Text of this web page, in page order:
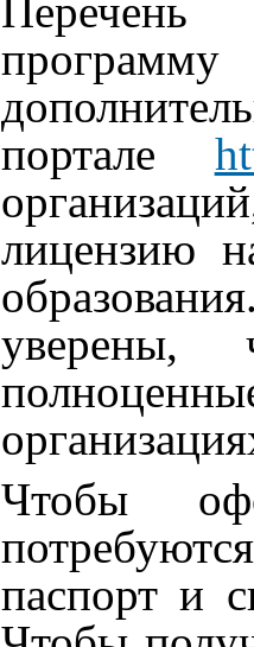
портале
лицензию
уверены,
Чтобы
паспорт и